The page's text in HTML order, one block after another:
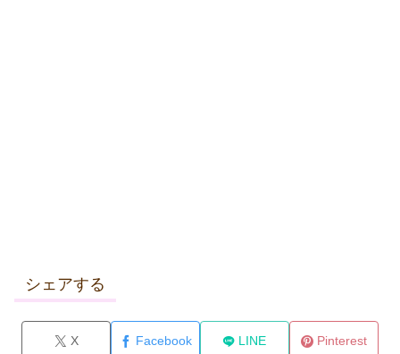
シェアする
X Facebook LINE Pinterest